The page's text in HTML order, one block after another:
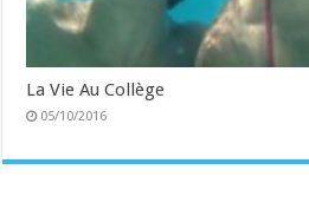
La Vie Au Collège
05/10/2016